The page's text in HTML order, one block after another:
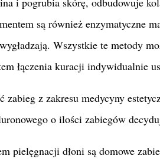
są również enzymatyczne
Wszystkie te metody
łączenia kuracji indywidualnie
zabieg z zakresu medycyny
o ilości zabiegów
pielęgnacji dłoni są domowe